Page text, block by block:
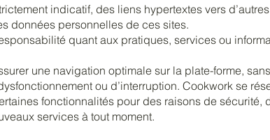
indicatif, des liens hypertextes vers
données personnelles de ces sites.
quant aux pratiques, services ou
une navigation optimale sur la plate-forme,
ou d’interruption. Cookwork se
fonctionnalités pour des raisons de sécurité,
services à tout moment.